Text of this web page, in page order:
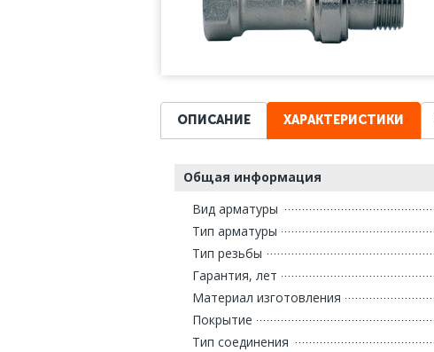
ОПИСАНИЕ ХАРАКТЕРИСТИКИ
Общая информация
Вид арматуры
Тип арматуры
Тип резьбы
Гарантия, лет
Материал изготовления
Покрытие
Тип соединения